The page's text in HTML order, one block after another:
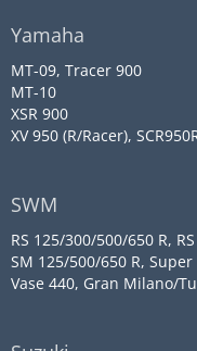
Yamaha
MT-09, Tracer 900
MT-10
XSR 900
XV 950 (R/Racer),
SWM
RS 125/300/500/650 R,
SM 125/500/650 R,
Vase 440, Gran Milano/